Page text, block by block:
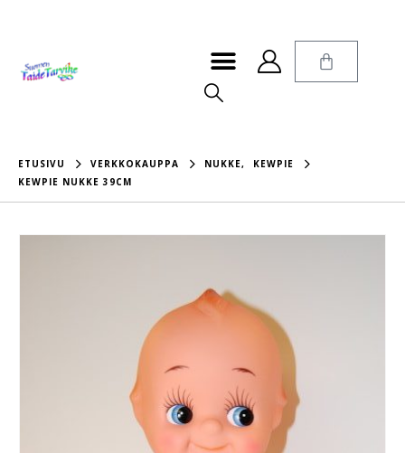
ETUSIVU VERKKOKAUPPA NUKKE,
KEWPIE
KEWPIE NUKKE 39CM